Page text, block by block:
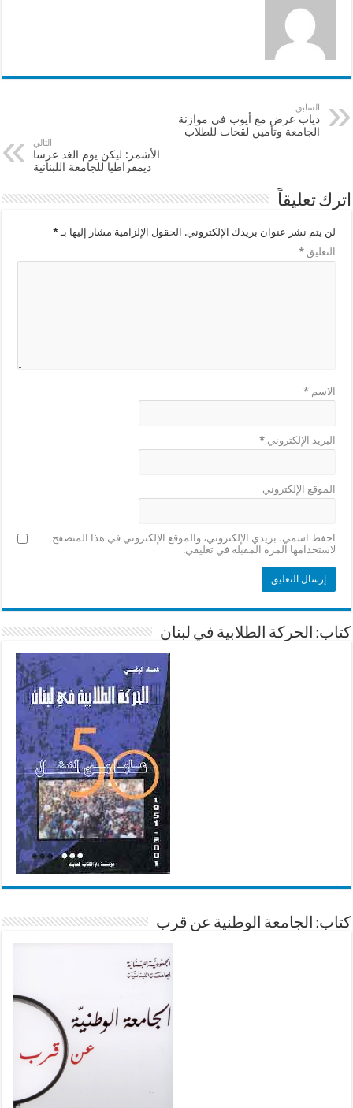
السابق
دياب عرض مع أيوب في موازنة
الجامعة وتأمين لقحات للطلاب
التالي
الأشمر: ليكن يوم الغد عرسا
ديمقراطيا للجامعة اللبنانية
اترك تعليقاً
لن يتم نشر عنوان بريدك الإلكتروني. الحقول الإلزامية مشار إليها بـ*
التعليق*
الاسم*
البريد الإلكتروني*
الموقع الإلكتروني
احفظ اسمي، بريدي الإلكتروني، والموقع الإلكتروني في هذا المتصفح
لاستخدامها المرة المقبلة في تعليقي.
كتاب: الحركة الطلابية في لبنان
كتاب: الجامعة الوطنية عن قرب